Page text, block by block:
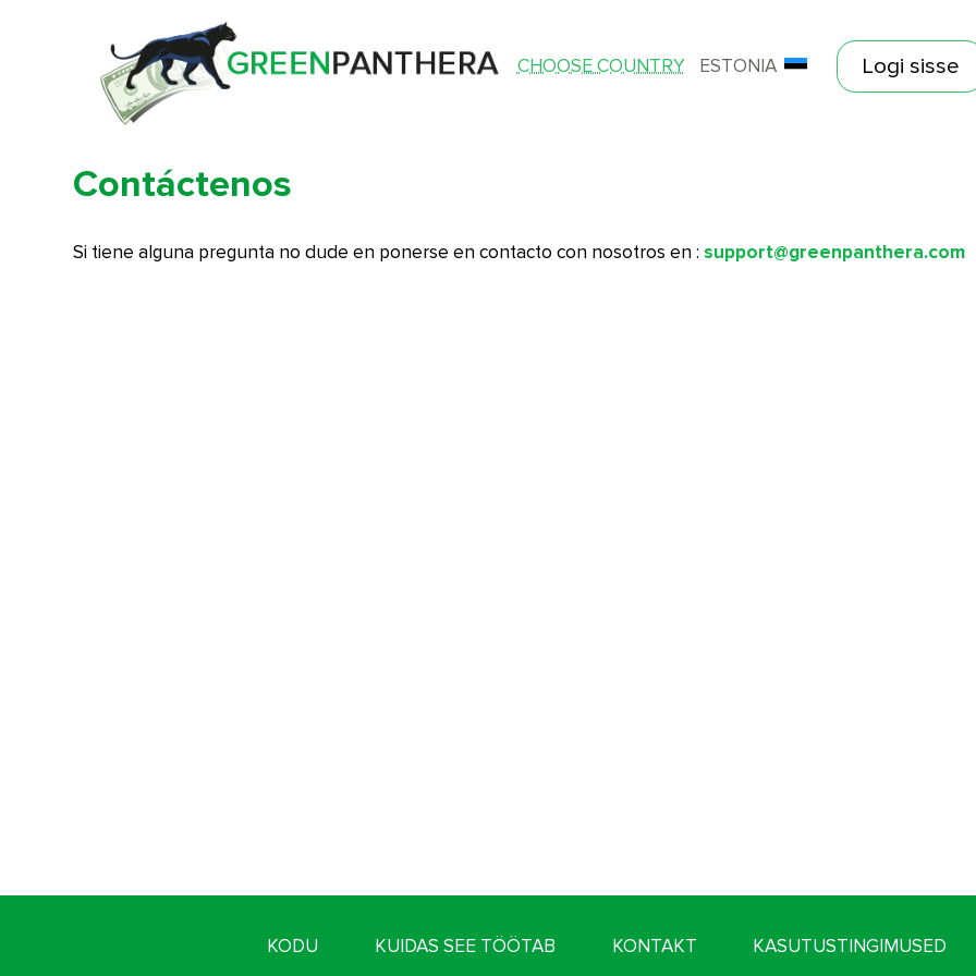
CHOOSE COUNTRY ESTONIA Logi sisse
Contáctenos
Si tiene alguna pregunta no dude en ponerse en contacto con nosotros en : support@greenpanthera.com
KODU KUIDAS SEE TÖÖTAB KONTAKT KASUTUSTINGIMUSED